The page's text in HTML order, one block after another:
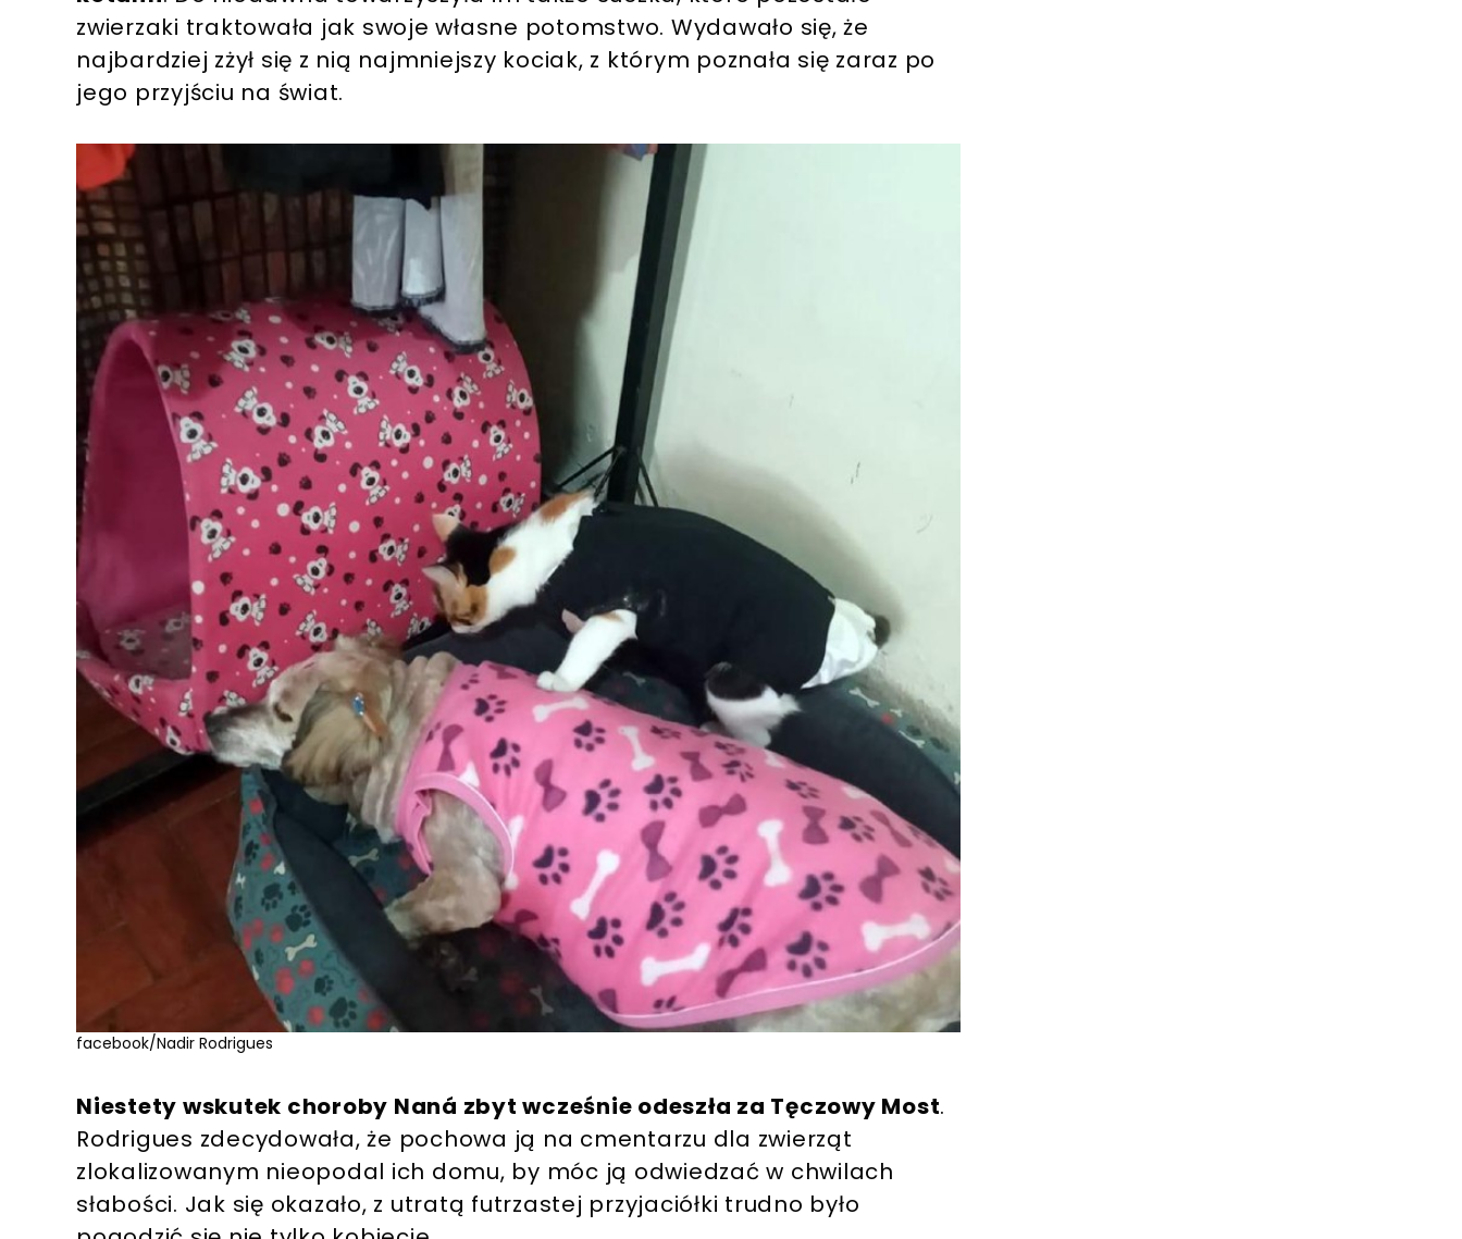
zwierzaki traktowała jak swoje własne potomstwo. Wydawało się, że
najbardziej zżył się z nią najmniejszy kociak, z którym poznała się zaraz po
jego przyjściu na świat.
facebook/Nadir Rodrigues
Niestety wskutek choroby Naná zbyt wcześnie odeszła za Tęczowy Most.
Rodrigues zdecydowała, że pochowa ją na cmentarzu dla zwierząt
zlokalizowanym nieopodal ich domu, by móc ją odwiedzać w chwilach
słabości. Jak się okazało, z utratą futrzastej przyjaciółki trudno było